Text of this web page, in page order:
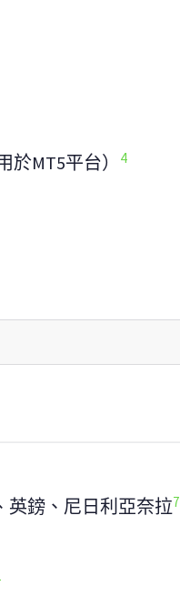
於MT5平台）
4
英鎊、尼日利亞奈拉7